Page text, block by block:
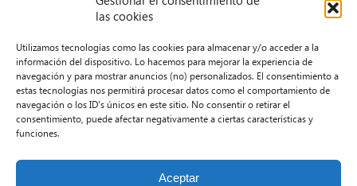
las cookies
Utilizamos tecnologías como las cookies para almacenar y/o acceder a la
información del dispositivo. Lo hacemos para mejorar la experiencia de
navegación y para mostrar anuncios (no) personalizados. El consentimiento a
estas tecnologías nos permitirá procesar datos como el comportamiento de
navegación o los ID's únicos en este sitio. No consentir o retirar el
consentimiento, puede afectar negativamente a ciertas características y
funciones.
Aceptar
Aviso Legal
Términos y condiciones
Política de privacidad
Contacto